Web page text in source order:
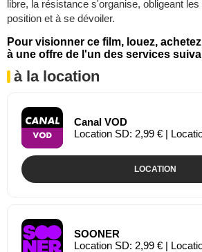
libre, la résistance s'organise, obligeant
position et à se dévoiler.
Pour visionner ce film, louez,
à une offre de l'un des services
à la location
Canal VOD
Location SD: 2,99 € |
LOCATION
SOONER
Location SD: 2,99 € |